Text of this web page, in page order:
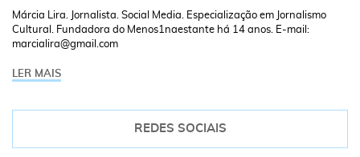
Márcia Lira. Jornalista. Social Media. Especialização em Jornalismo
Cultural. Fundadora do Menos1naestante há 14 anos. E-mail:
marcialira@gmail.com
LER MAIS
REDES SOCIAIS